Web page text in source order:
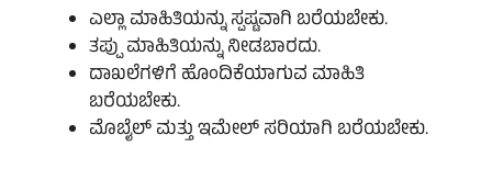
ಎಲ್ಲಾ ಮಾಹಿತಿಯನ್ನು ಸ್ಪಷ್ಟವಾಗಿ ಬರೆಯಬೇಕು.
ತಪ್ಪು ಮಾಹಿತಿಯನ್ನು ನೀಡಬಾರದು.
ದಾಖಲೆಗಳಿಗೆ ಹೊಂದಿಕೆಯಾಗುವ ಮಾಹಿತಿ
ಬರೆಯಬೇಕು.
ಮೊಬೈಲ್ ಮತ್ತು ಇಮೇಲ್ ಸರಿಯಾಗಿ ಬರೆಯಬೇಕು.